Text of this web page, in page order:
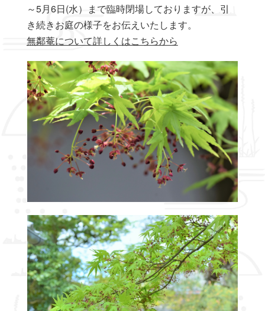
～5月6日(水）まで臨時閉場しておりますが、引
き続きお庭の様子をお伝えいたします。
無鄰菴について詳しくはこちらから